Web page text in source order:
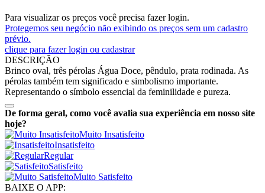
Para visualizar os preços você precisa fazer login.
Protegemos seu negócio não exibindo os preços sem um cadastro
prévio.
clique para fazer login ou cadastrar
DESCRIÇÃO
Brinco oval, três pérolas Água Doce, pêndulo, prata rodinada. As
pérolas também tem significado e simbolismo importante.
Representando o símbolo essencial da feminilidade e pureza.
De forma geral, como você avalia sua experiência em nosso site
hoje?
Muito Insatisfeito
Insatisfeito
Regular
Satisfeito
Muito Satisfeito
BAIXE O APP: